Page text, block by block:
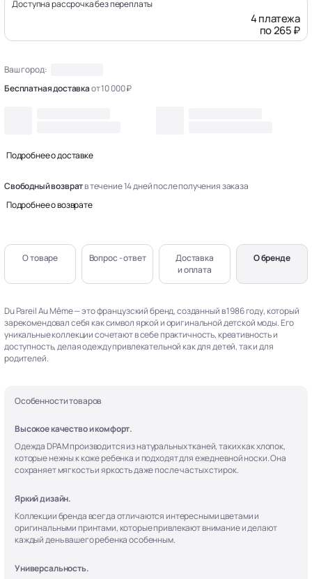
Доступна рассрочка без переплаты
4 платежа
по 265 ₽
Ваш город:
Бесплатная доставкаот 10 000 ₽
Подробнее о доставке
Свободный возвратв течение 14 дней после получения заказа
Подробнее о возврате
О товаре Вопрос - ответ
Доставка
и оплата
О бренде
Du Pareil Au Même — это французский бренд, созданный в 1986 году, который
зарекомендовал себя как символ яркой и оригинальной детской моды. Его
уникальные коллекции сочетают в себе практичность, креативность и
доступность, делая одежду привлекательной как для детей, так и для
родителей.
Особенности товаров
Высокое качество и комфорт.
Одежда DPAM производится из натуральных тканей, таких как хлопок,
которые нежны к коже ребенка и подходят для ежедневной носки. Она
сохраняет мягкость и яркость даже после частых стирок.
Яркий дизайн.
Коллекции бренда всегда отличаются интересными цветами и
оригинальными принтами, которые привлекают внимание и делают
каждый день вашего ребенка особенным.
Универсальность.